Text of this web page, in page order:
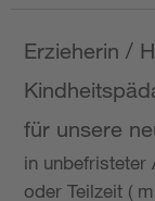
Erzieherin /
für unsere
in unbefristeter
oder Teilzeit (